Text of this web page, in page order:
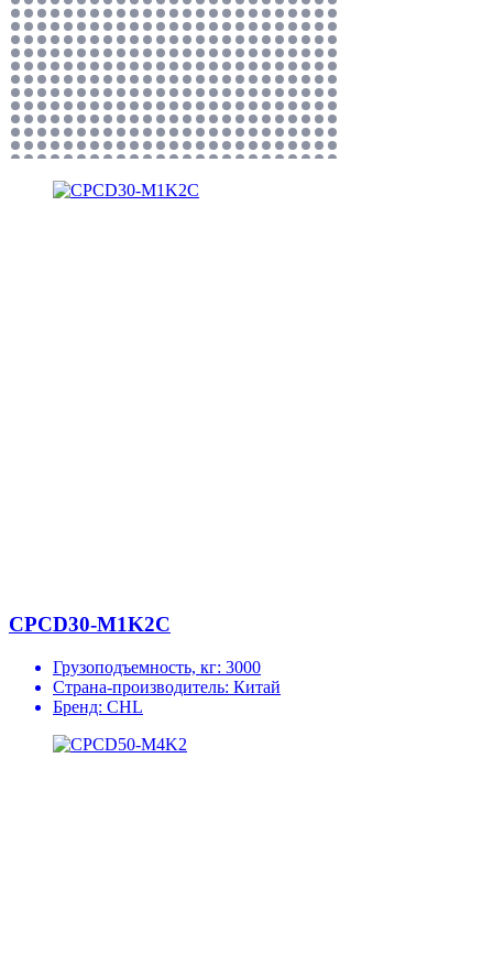
CPCD30-M1K2C
Грузоподъемность, кг: 3000
Страна-производитель: Китай
Бренд: CHL